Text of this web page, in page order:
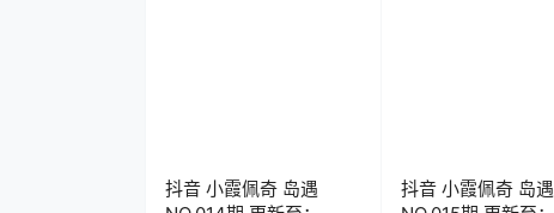
抖音 小霞佩奇 岛遇
抖音 小霞佩奇 岛遇